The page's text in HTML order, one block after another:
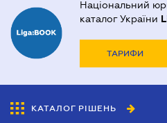
Національний
каталог України
ТАРИФИ
КАТАЛОГ РІШЕНЬ